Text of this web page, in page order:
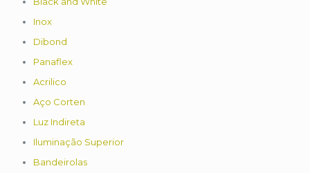
Inox
Dibond
Panaflex
Acrilico
Aço Corten
Luz Indireta
Iluminação Superior
Bandeirolas